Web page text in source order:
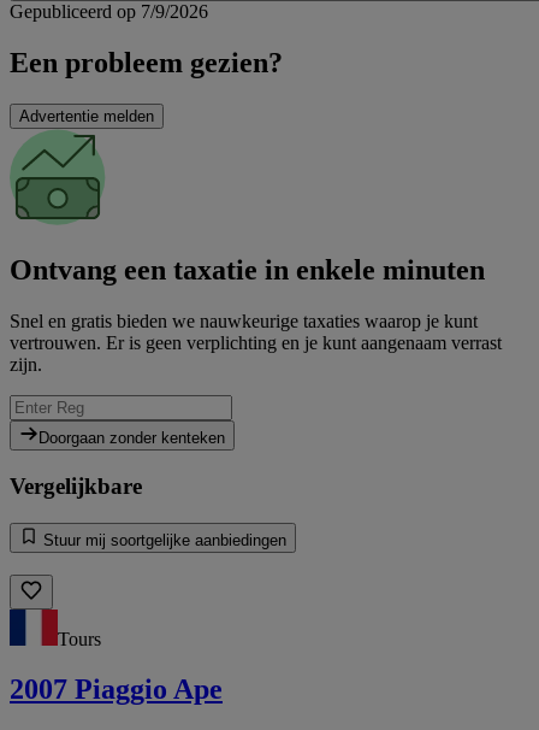
Gepubliceerd op 7/9/2026
Een probleem gezien?
Advertentie melden
Ontvang een taxatie in enkele minuten
Snel en gratis bieden we nauwkeurige taxaties waarop je kunt
vertrouwen. Er is geen verplichting en je kunt aangenaam verrast
zijn.
Doorgaan zonder kenteken
Vergelijkbare
Stuur mij soortgelijke aanbiedingen
Tours
2007 Piaggio Ape